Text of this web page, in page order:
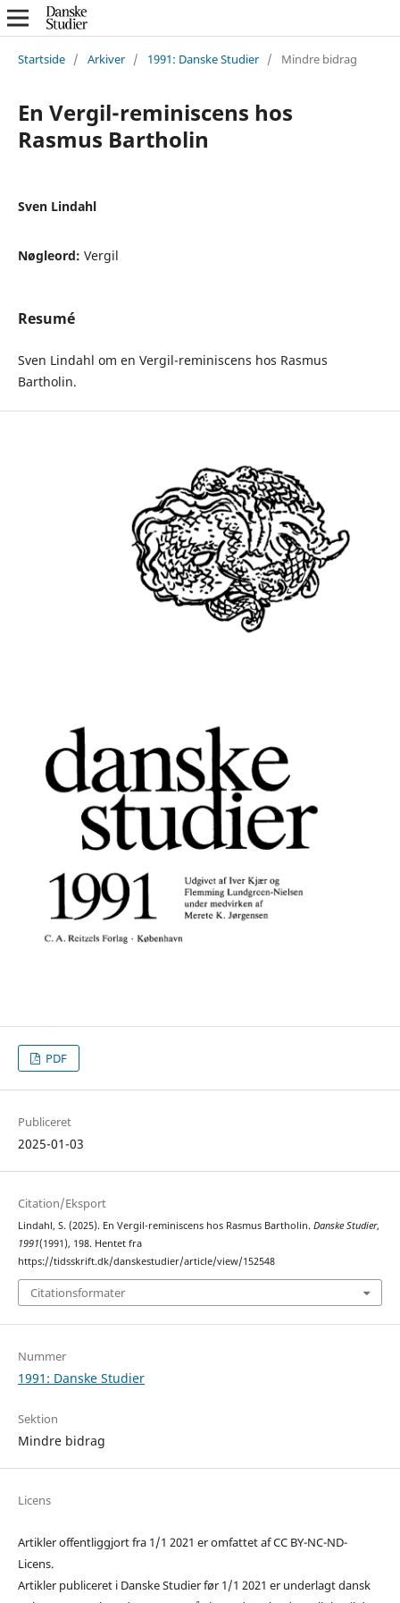
Startside / Arkiver / 1991: Danske Studier / Mindre bidrag
En Vergil-reminiscens hos
Rasmus Bartholin
Sven Lindahl
Nøgleord: Vergil
Resumé
Sven Lindahl om en Vergil-reminiscens hos Rasmus
Bartholin.
PDF
Publiceret
2025-01-03
Citation/Eksport
Lindahl, S. (2025). En Vergil-reminiscens hos Rasmus Bartholin. Danske Studier,
1991(1991), 198. Hentet fra
https://tidsskrift.dk/danskestudier/article/view/152548
Citationsformater
Nummer
1991: Danske Studier
Sektion
Mindre bidrag
Licens
Artikler offentliggjort fra 1/1 2021 er omfattet af CC BY-NC-ND-
Licens.
Artikler publiceret i Danske Studier før 1/1 2021 er underlagt dansk